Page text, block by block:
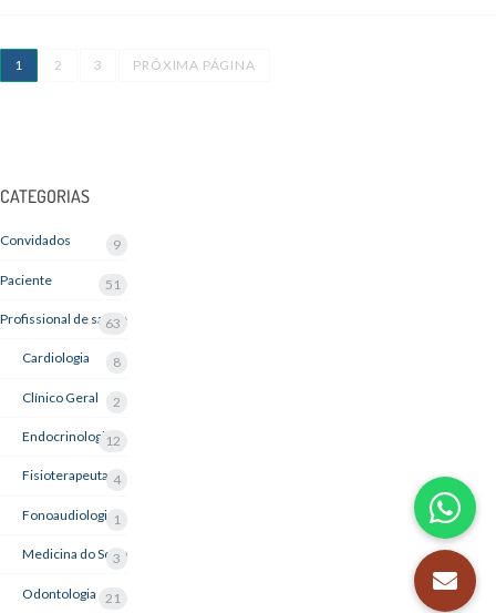
1 2 3 PRÓXIMA PÁGINA
CATEGORIAS
Convidados 9
Paciente 51
Profissional de saúde
63
Cardiologia 8
Clínico Geral 2
Endocrinologia12
Fisioterapeuta 4
Fonoaudiologia 1
Medicina do Sono
3
Odontologia 21